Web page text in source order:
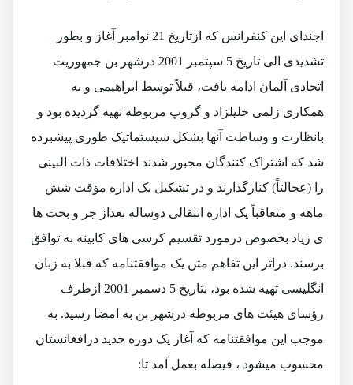
اجندای این کنفرانس که ازتاریخ 21 نوامبر آغاز و بطور
تشدیدی الی تاریخ 5 سپتمبر 2001 درشهر بن جمهوریت
اتحادی آلمان ادامه یافت، قبلاً توسط ابراهیمی و به
همکاری زلمی خلیلزاد و گروپ مربوطه تهیه گردیده بود و
بانظارت و وساطت آنها بشکل سیستماتیک طوری پیشبرده
شد که اشتراک کنندگان مجبور شدند اختلافات ذات البینی
را (عجالتاً) کنارگذارند و در تشکیل یک اداره مؤقت شش
ماهه و متعاقباً یک اداره انتقالی دوساله بعداز جر و بحث ها
ی زیاد بخصوص درمورد تقسیم کرسی های کابینه به توافق
برسند. دراثر این تفاهم متن یک موافقتنامه که قبلا به زبان
انگلیسی تهیه شده بود، بتاریخ 5 دسمبر 2001 ازطرف
رؤسای هیئت های مربوطه درشهر بن به امضا رسید. به
موجب این موافقتنامه که آغاز یک دوره جدید درافغانستان
محسوب میشود ، فیصله بعمل آمد تا: